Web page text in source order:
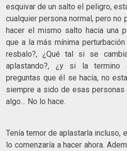
esquivar de un salto el peligro,
cualquier persona normal, pero no
hacer el mismo salto hacia una
que a la más mínima
resbalo?, ¿Qué tal si se
aplastando?, ¿y si la termino
preguntas que él se hacía, no
siempre a sido de esas
algo… No lo hace.
Tenía temor de aplastarla incluso,
lo comenzaría a hacer ahora.